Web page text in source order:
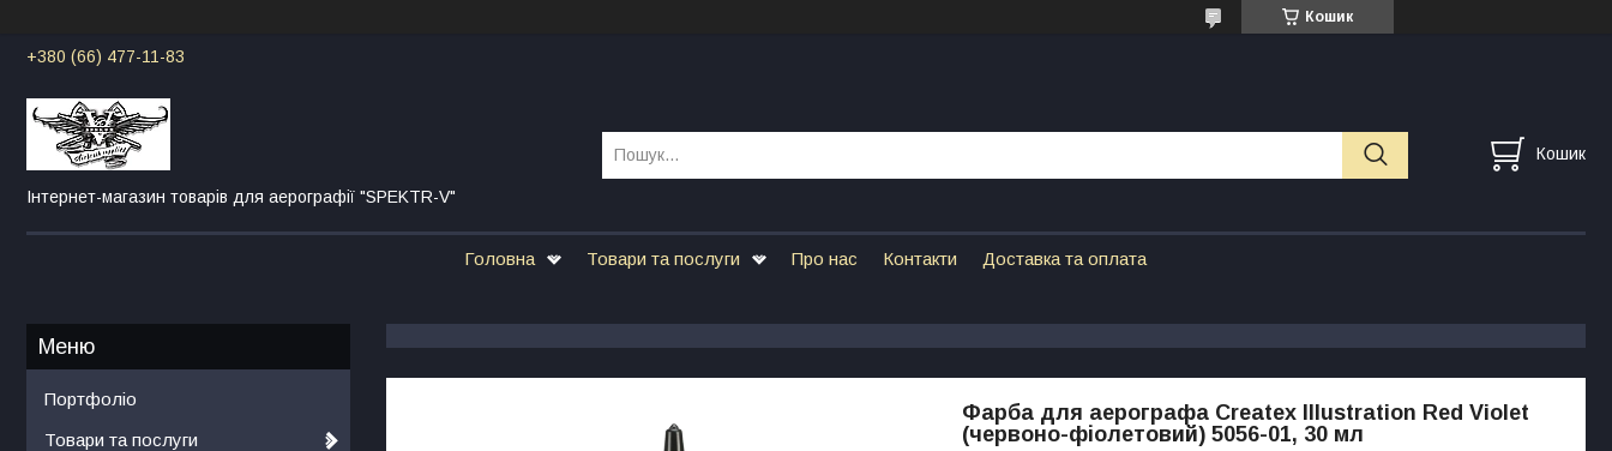
Кошик
+380 (66) 477-11-83
Інтернет-магазин товарів для аерографії "SPEKTR-V"
Кошик
Головна Товари та послуги Про нас Контакти Доставка та оплата
Фарба для аерографа Createx Illustration Red Violet
(червоно-фіолетовий) 5056-01, 30 мл
Портфоліо
Товари та послуги